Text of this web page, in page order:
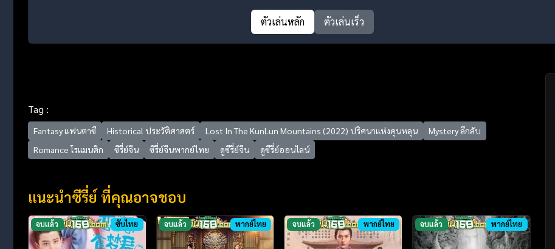
ตัวเล่นหลัก ตัวเล่นเร็ว
Tag :
Fantasy แฟนตาซี Historical ประวัติศาสตร์ Lost In The KunLun Mountains (2022) ปริศนาแห่งคุนหลุน
Mystery ลึกลับ
Romance โรแมนติก
ซีรี่ย์จีน ซีรี่ย์จีนพากย์ไทย ดูซีรี่ย์จีน ดูซีรี่ย์ออนไลน์
แนะนำซีรี่ย์ ที่คุณอาจชอบ
จบแล้ว ซับไทย จบแล้ว พากย์ไทย จบแล้ว พากย์ไทย จบแล้ว พากย์ไทย